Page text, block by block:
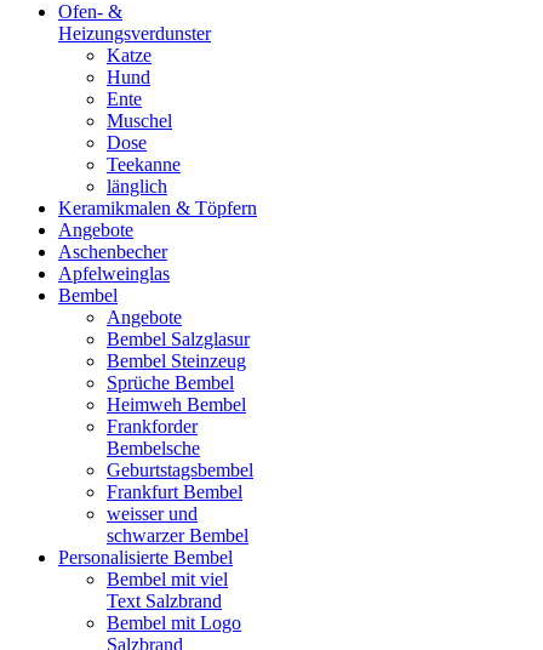
Ofen- &
Heizungsverdunster
Katze
Hund
Ente
Muschel
Dose
Teekanne
länglich
Keramikmalen & Töpfern
Angebote
Aschenbecher
Apfelweinglas
Bembel
Angebote
Bembel Salzglasur
Bembel Steinzeug
Sprüche Bembel
Heimweh Bembel
Frankforder
Bembelsche
Geburtstagsbembel
Frankfurt Bembel
weisser und
schwarzer Bembel
Personalisierte Bembel
Bembel mit viel
Text Salzbrand
Bembel mit Logo
Salzbrand